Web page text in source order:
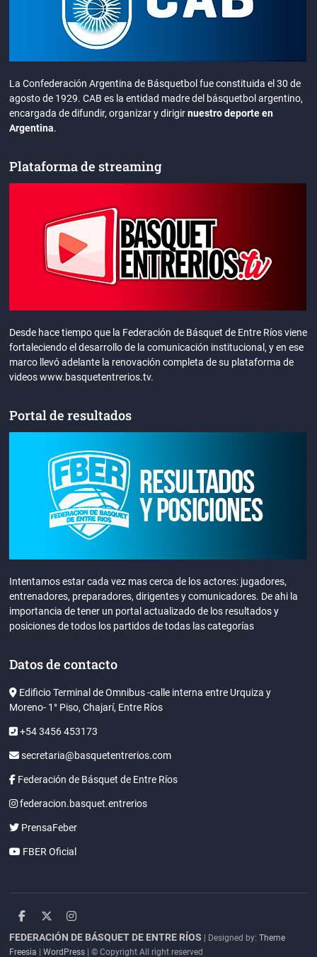
La Confederación Argentina de Básquetbol fue constituida el 30 de
agosto de 1929. CAB es la entidad madre del básquetbol argentino,
encargada de difundir, organizar y dirigirnuestro deporte en
Argentina.
Plataforma de streaming
Desde hace tiempo que la Federación de Básquet de Entre Ríos viene
fortaleciendo el desarrollo de la comunicación institucional, y en ese
marco llevó adelante la renovación completa de su plataforma de
videos www.basquetentrerios.tv.
Portal de resultados
Intentamos estar cada vez mas cerca de los actores: jugadores,
entrenadores, preparadores, dirigentes y comunicadores. De ahi la
importancia de tener un portal actualizado de los resultados y
posiciones de todos los partidos de todas las categorías
Datos de contacto
Edificio Terminal de Omnibus -calle interna entre Urquiza y
Moreno- 1° Piso, Chajarí, Entre Ríos
+54 3456 453173
secretaria@basquetentrerios.com
Federación de Básquet de Entre Ríos
federacion.basquet.entrerios
PrensaFeber
FBER Oficial
facebook
twitterinstagram
FEDERACIÓN DE BÁSQUET DE ENTRE RÍOS
| Designed by:Theme
Freesia
|WordPress | © Copyright All right reserved